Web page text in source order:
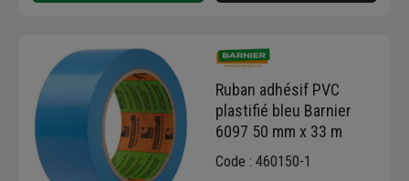
Ruban adhésif PVC
plastifié bleu Barnier
6097 50 mm x 33 m
Code : 460150-1